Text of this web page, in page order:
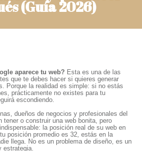
(Guía 2026)
aparece tu web? Esta es una de las
que te debes hacer si quieres generar
Porque la realidad es simple: si no estás
prácticamente no existes para tu
escondiendo.
dueños de negocios y profesionales del
tener o construir una web bonita, pero
la posición real de su web en
posición promedio es 32, estás en la
llega. No es un problema de diseño, es un
estrategia.